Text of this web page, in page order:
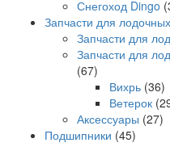
Снегоход Dingo
Запчасти для
Запчасти для
Запчасти для
(67)
Вихрь (36)
Ветерок
Аксессуары (27)
Подшипники (45)